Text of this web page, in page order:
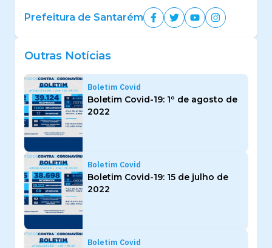
Prefeitura de Santarém
Outras Notícias
Boletim Covid
Boletim Covid-19: 1º de agosto de
2022
Boletim Covid
Boletim Covid-19: 15 de julho de
2022
Boletim Covid